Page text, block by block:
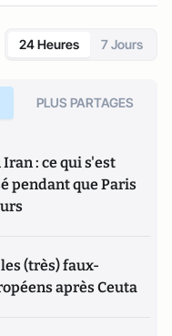
24 Heures 7 Jours
PLUS PARTAGES
: ce qui s'est
pendant que Paris
(très) faux-
après Ceuta